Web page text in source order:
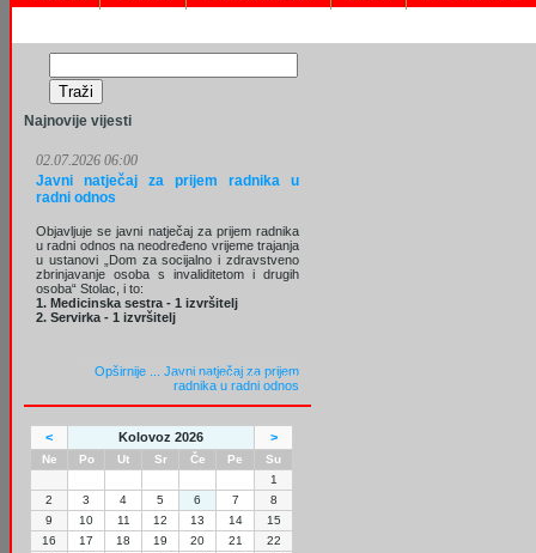
Najnovije vijesti
02.07.2026 06:00
Javni natječaj za prijem radnika u
radni odnos
Objavljuje se javni natječaj za prijem radnika
u radni odnos na neodređeno vrijeme trajanja
u ustanovi „Dom za socijalno i zdravstveno
zbrinjavanje osoba s invaliditetom i drugih
osoba“ Stolac, i to:
1. Medicinska sestra - 1 izvršitelj
2. Servirka - 1 izvršitelj
Opširnije ... Javni natječaj za prijem
radnika u radni odnos
< Kolovoz 2026 >
Ne Po Ut Sr Če Pe
Su
1
2
3 4 5 6 7
8
9
10 11 12 13 14
15
16
17 18 19 20 21
22